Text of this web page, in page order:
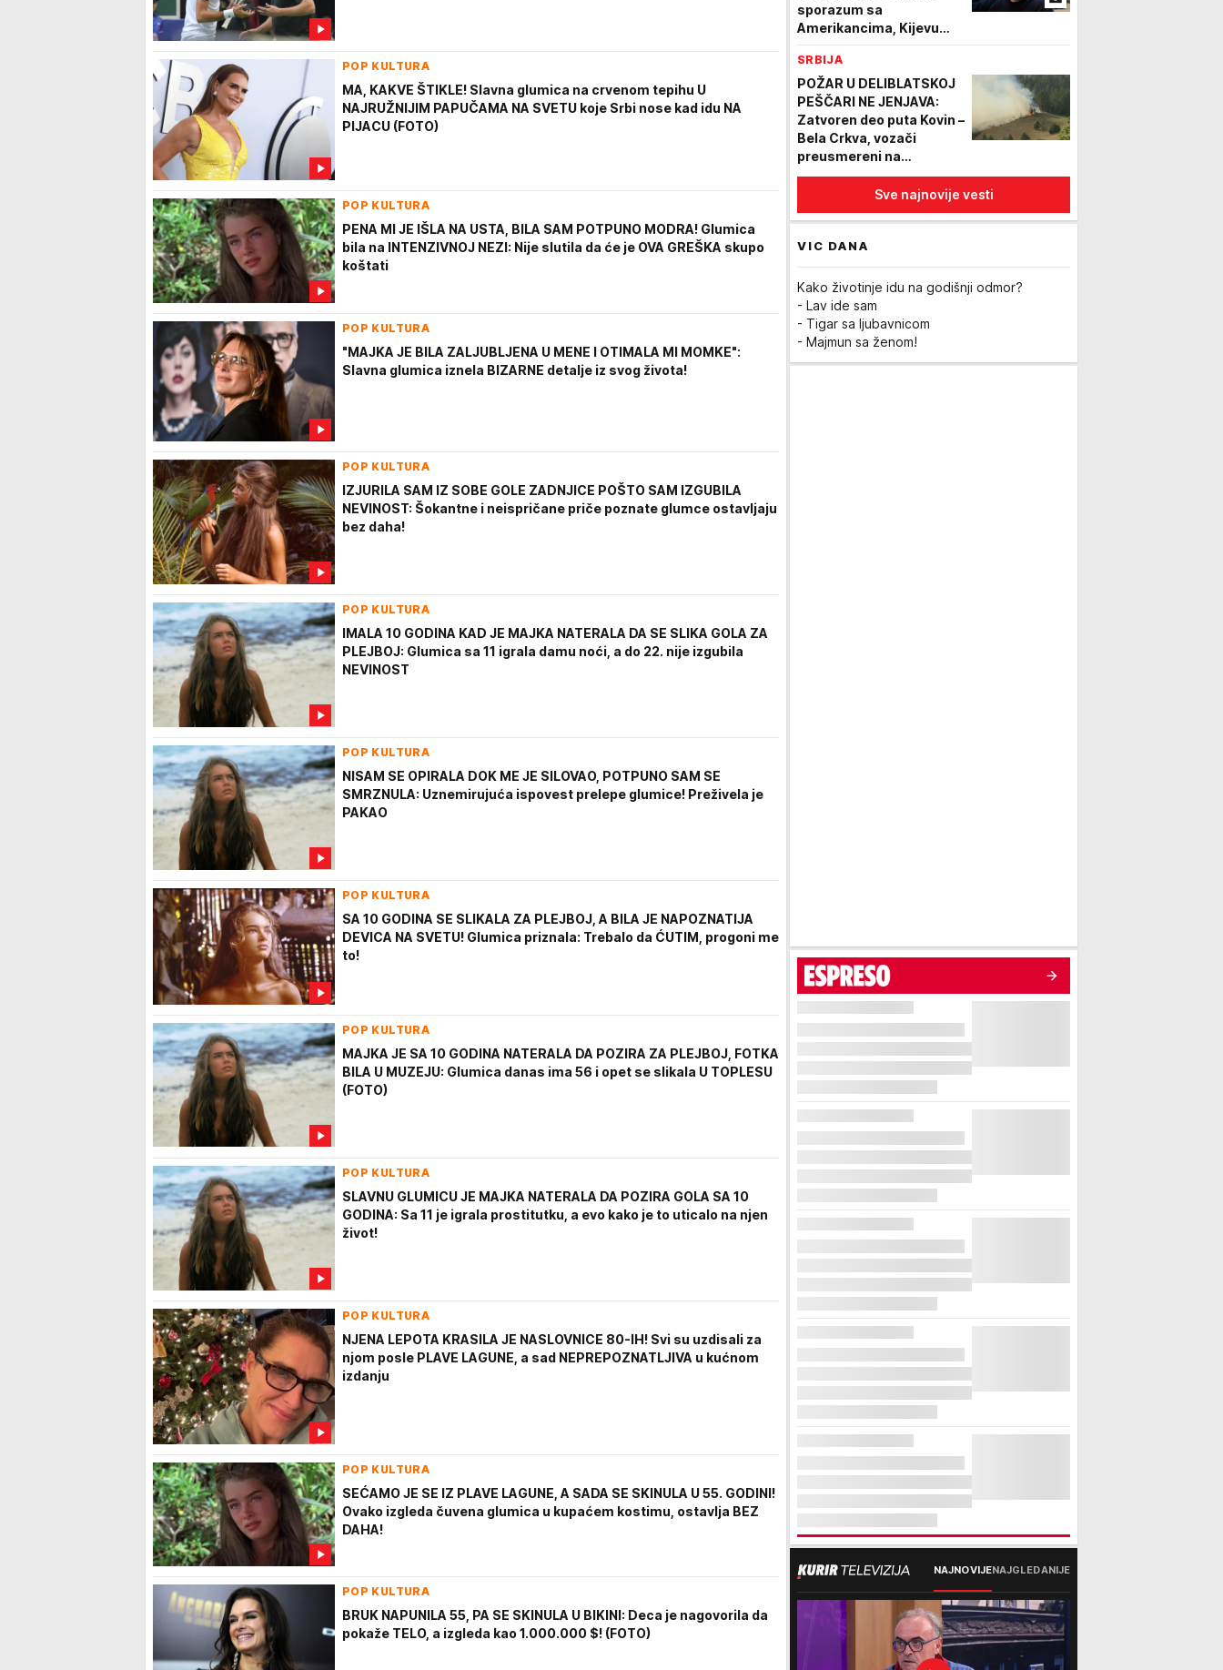
POP KULTURA
MA, KAKVE ŠTIKLE! Slavna glumica na crvenom tepihu U
NAJRUŽNIJIM PAPUČAMA NA SVETU koje Srbi nose kad idu NA
PIJACU (FOTO)
POP KULTURA
PENA MI JE IŠLA NA USTA, BILA SAM POTPUNO MODRA! Glumica
bila na INTENZIVNOJ NEZI: Nije slutila da će je OVA GREŠKA skupo
koštati
POP KULTURA
"MAJKA JE BILA ZALJUBLJENA U MENE I OTIMALA MI MOMKE":
Slavna glumica iznela BIZARNE detalje iz svog života!
POP KULTURA
IZJURILA SAM IZ SOBE GOLE ZADNJICE POŠTO SAM IZGUBILA
NEVINOST: Šokantne i neispričane priče poznate glumce ostavljaju
bez daha!
POP KULTURA
IMALA 10 GODINA KAD JE MAJKA NATERALA DA SE SLIKA GOLA ZA
PLEJBOJ: Glumica sa 11 igrala damu noći, a do 22. nije izgubila
NEVINOST
POP KULTURA
NISAM SE OPIRALA DOK ME JE SILOVAO, POTPUNO SAM SE
SMRZNULA: Uznemirujuća ispovest prelepe glumice! Preživela je
PAKAO
POP KULTURA
SA 10 GODINA SE SLIKALA ZA PLEJBOJ, A BILA JE NAPOZNATIJA
DEVICA NA SVETU! Glumica priznala: Trebalo da ĆUTIM, progoni me
to!
POP KULTURA
MAJKA JE SA 10 GODINA NATERALA DA POZIRA ZA PLEJBOJ, FOTKA
BILA U MUZEJU: Glumica danas ima 56 i opet se slikala U TOPLESU
(FOTO)
POP KULTURA
SLAVNU GLUMICU JE MAJKA NATERALA DA POZIRA GOLA SA 10
GODINA: Sa 11 je igrala prostitutku, a evo kako je to uticalo na njen
život!
POP KULTURA
NJENA LEPOTA KRASILA JE NASLOVNICE 80-IH! Svi su uzdisali za
njom posle PLAVE LAGUNE, a sad NEPREPOZNATLJIVA u kućnom
izdanju
POP KULTURA
SEĆAMO JE SE IZ PLAVE LAGUNE, A SADA SE SKINULA U 55. GODINI!
Ovako izgleda čuvena glumica u kupaćem kostimu, ostavlja BEZ
DAHA!
POP KULTURA
BRUK NAPUNILA 55, PA SE SKINULA U BIKINI: Deca je nagovorila da
pokaže TELO, a izgleda kao 1.000.000 $! (FOTO)
sporazum sa
Amerikancima, Kijevu
moćnih raketa
SRBIJA
POŽAR U DELIBLATSKOJ
PEŠČARI NE JENJAVA:
Zatvoren deo puta Kovin –
Bela Crkva, vozači
preusmereni na
alternativne pravce
Sve najnovije vesti
VIC DANA
Kako životinje idu na godišnji odmor?
- Lav ide sam
- Tigar sa ljubavnicom
- Majmun sa ženom!
NAJNOVIJENAJGLEDANIJE